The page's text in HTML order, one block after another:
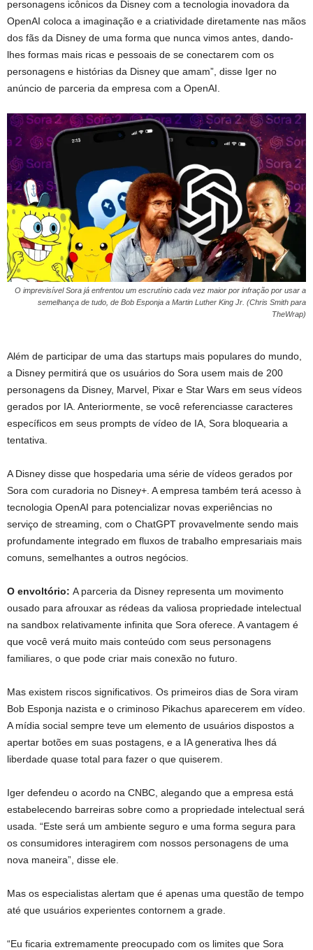
personagens icônicos da Disney com a tecnologia inovadora da
OpenAI coloca a imaginação e a criatividade diretamente nas mãos
dos fãs da Disney de uma forma que nunca vimos antes, dando-
lhes formas mais ricas e pessoais de se conectarem com os
personagens e histórias da Disney que amam”, disse Iger no
anúncio de parceria da empresa com a OpenAI.
O imprevisível Sora já enfrentou um escrutínio cada vez maior por infração por usar a
semelhança de tudo, de Bob Esponja a Martin Luther King Jr. (Chris Smith para
TheWrap)
Além de participar de uma das startups mais populares do mundo,
a Disney permitirá que os usuários do Sora usem mais de 200
personagens da Disney, Marvel, Pixar e Star Wars em seus vídeos
gerados por IA. Anteriormente, se você referenciasse caracteres
específicos em seus prompts de vídeo de IA, Sora bloquearia a
tentativa.
A Disney disse que hospedaria uma série de vídeos gerados por
Sora com curadoria no Disney+. A empresa também terá acesso à
tecnologia OpenAI para potencializar novas experiências no
serviço de streaming, com o ChatGPT provavelmente sendo mais
profundamente integrado em fluxos de trabalho empresariais mais
comuns, semelhantes a outros negócios.
O envoltório: A parceria da Disney representa um movimento
ousado para afrouxar as rédeas da valiosa propriedade intelectual
na sandbox relativamente infinita que Sora oferece. A vantagem é
que você verá muito mais conteúdo com seus personagens
familiares, o que pode criar mais conexão no futuro.
Mas existem riscos significativos. Os primeiros dias de Sora viram
Bob Esponja nazista e o criminoso Pikachus aparecerem em vídeo.
A mídia social sempre teve um elemento de usuários dispostos a
apertar botões em suas postagens, e a IA generativa lhes dá
liberdade quase total para fazer o que quiserem.
Iger defendeu o acordo na CNBC, alegando que a empresa está
estabelecendo barreiras sobre como a propriedade intelectual será
usada. “Este será um ambiente seguro e uma forma segura para
os consumidores interagirem com nossos personagens de uma
nova maneira”, disse ele.
Mas os especialistas alertam que é apenas uma questão de tempo
até que usuários experientes contornem a grade.
“Eu ficaria extremamente preocupado com os limites que Sora